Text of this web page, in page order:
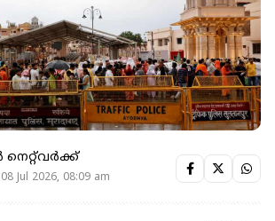
നെറ്റ്‌വര്‍ക്ക്‌
Jul 2026, 08:09 am